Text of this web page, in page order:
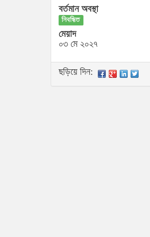
বর্তমান অবস্থা
নিবন্ধিত
মেয়াদ
০৩ মে ২০২৭
ছড়িয়ে দিন: